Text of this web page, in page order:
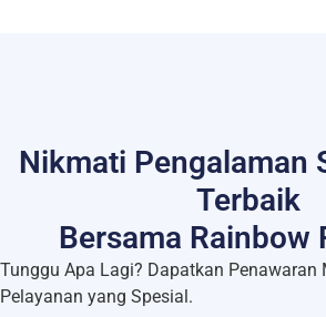
Nikmati Pengalaman
Terbaik
Bersama Rainbow
Tunggu Apa Lagi? Dapatkan Penawaran
Pelayanan yang Spesial.